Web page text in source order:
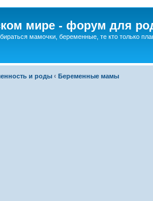
мире - форум для
мамочки, беременные, те кто только
и роды ‹ Беременные мамы